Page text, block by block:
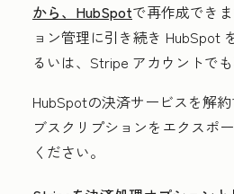
から、HubSpotで再作成でき
ョン管理に引き続き HubSpot
るいは、Stripe アカウントで
HubSpotの決済サービスを解約
ブスクリプションをエクスポ
ください。